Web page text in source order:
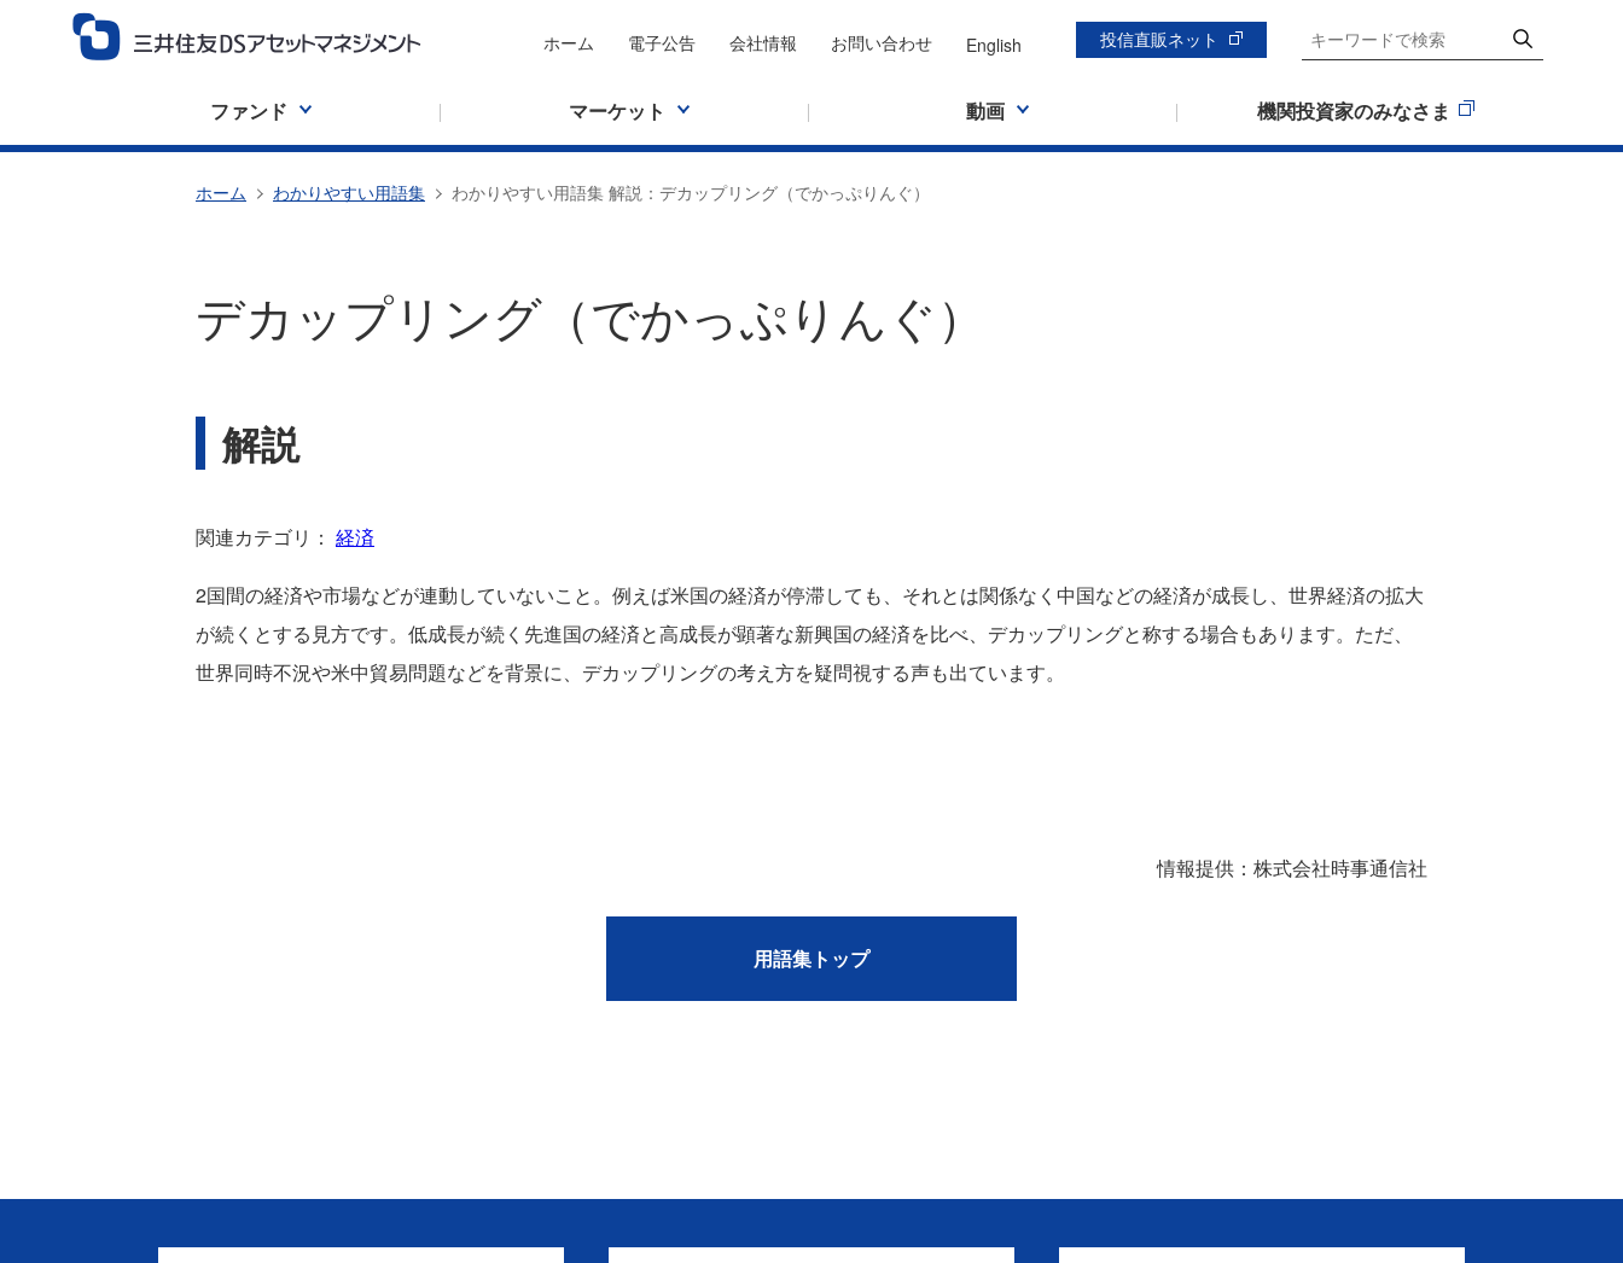
ホーム 電子公告 会社情報 お問い合わせ English 投信直販ネット
ファンド マーケット 動画 機関投資家のみなさま
ホーム わかりやすい用語集 わかりやすい用語集 解説：デカップリング（でかっぷりんぐ）
デカップリング（でかっぷりんぐ）
解説
関連カテゴリ： 経済
2国間の経済や市場などが連動していないこと。例えば米国の経済が停滞しても、それとは関係なく中国などの経済が成長し、世界経済の拡大
が続くとする見方です。低成長が続く先進国の経済と高成長が顕著な新興国の経済を比べ、デカップリングと称する場合もあります。ただ、
世界同時不況や米中貿易問題などを背景に、デカップリングの考え方を疑問視する声も出ています。
情報提供：株式会社時事通信社
用語集トップ